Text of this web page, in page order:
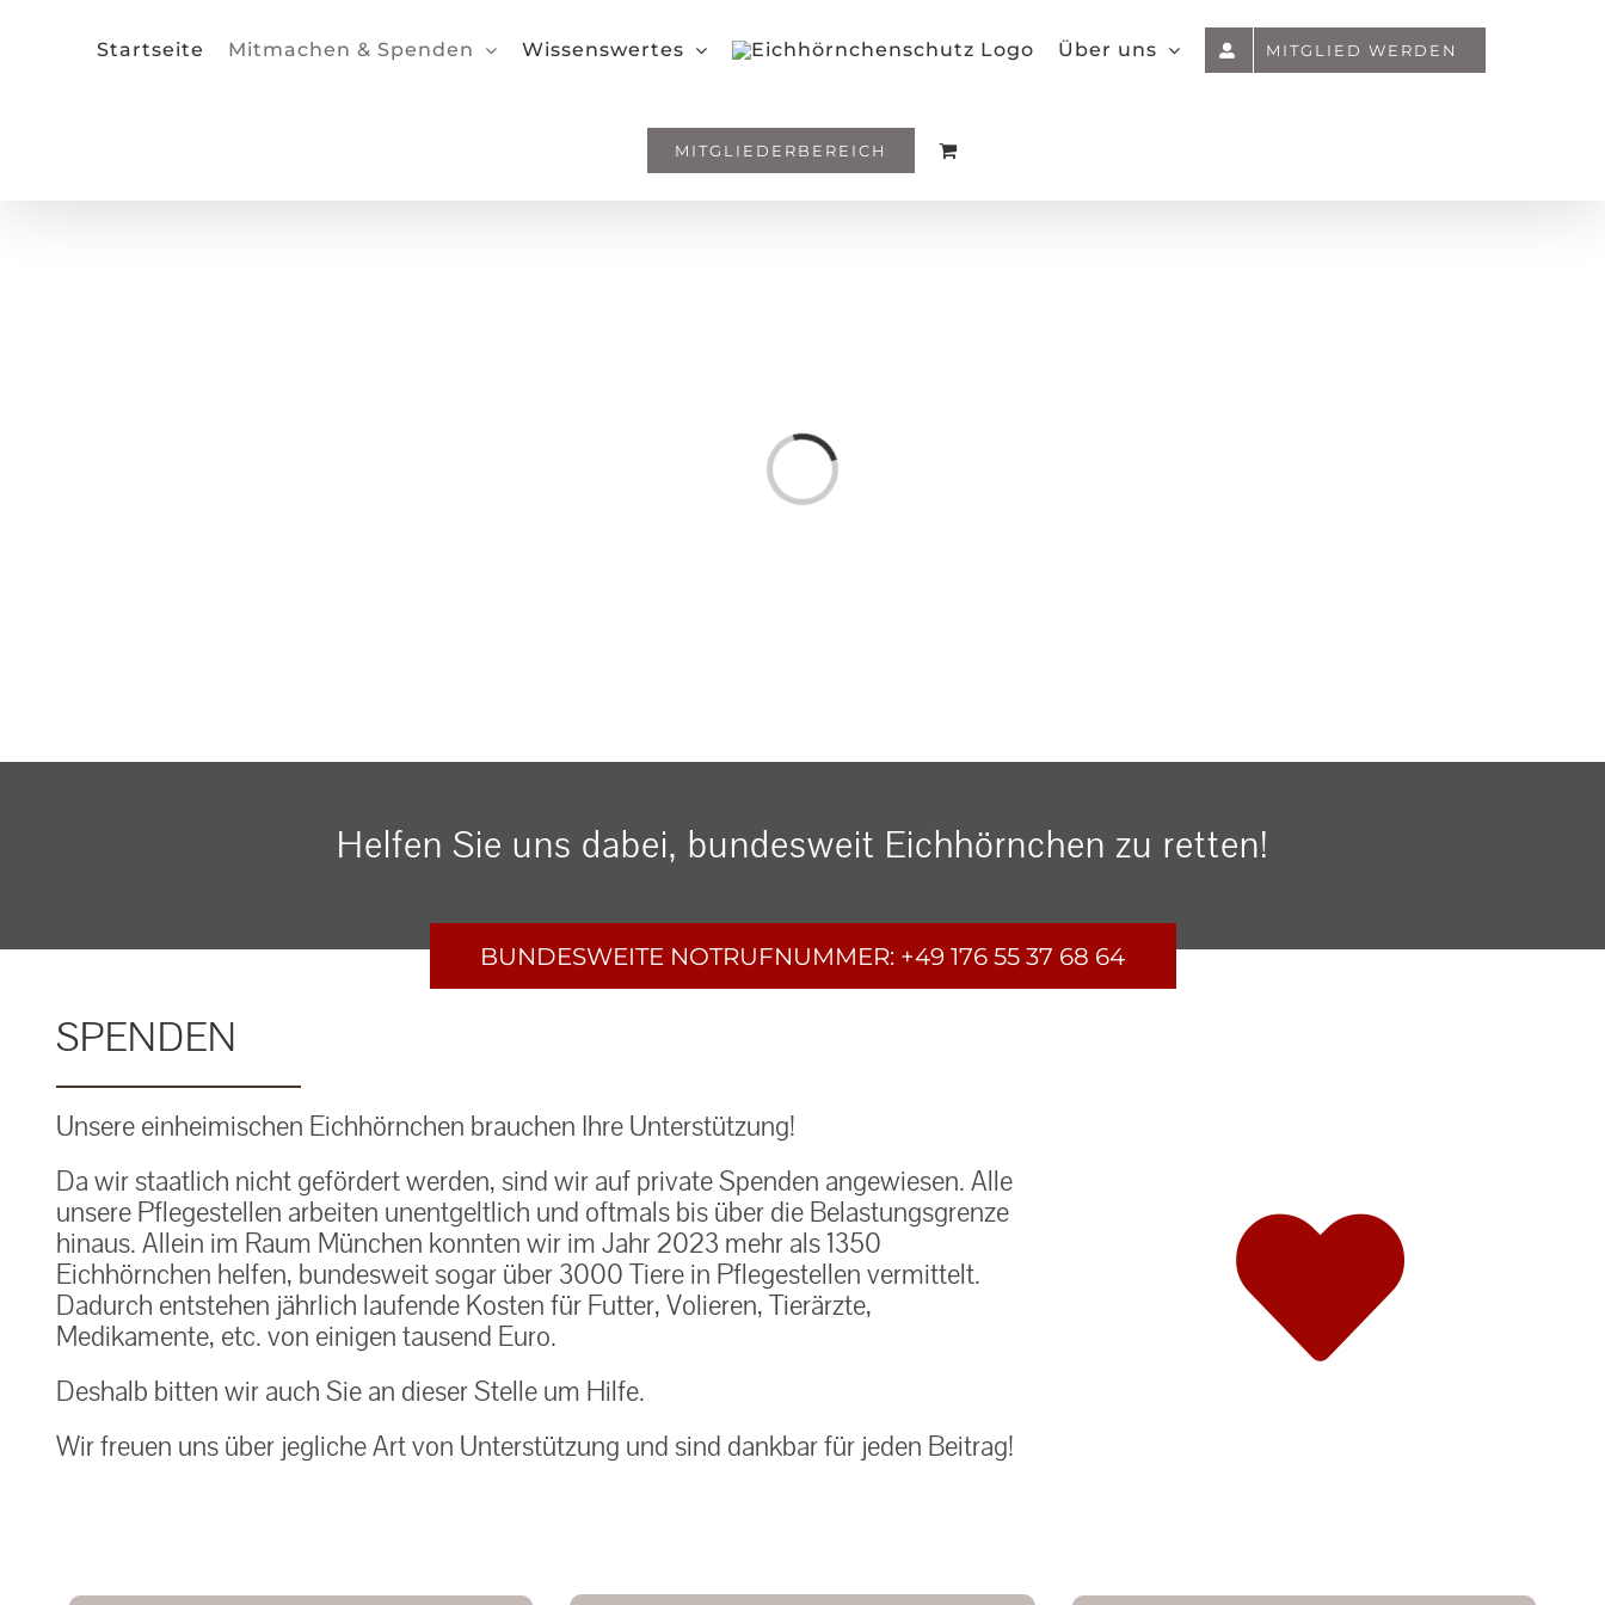
Startseite Mitmachen & Spenden Wissenswertes Über uns MITGLIED WERDEN
MITGLIEDERBEREICH
Loading...
Helfen Sie uns dabei, bundesweit Eichhörnchen zu retten!
BUNDESWEITE NOTRUFNUMMER: +49 176 55 37 68 64
SPENDEN
Unsere einheimischen Eichhörnchen brauchen Ihre Unterstützung!
Da wir staatlich nicht gefördert werden, sind wir auf private Spenden angewiesen. Alle
unsere Pflegestellen arbeiten unentgeltlich und oftmals bis über die Belastungsgrenze
hinaus. Allein im Raum München konnten wir im Jahr 2023 mehr als 1350
Eichhörnchen helfen, bundesweit sogar über 3000 Tiere in Pflegestellen vermittelt.
Dadurch entstehen jährlich laufende Kosten für Futter, Volieren, Tierärzte,
Medikamente, etc. von einigen tausend Euro.
Deshalb bitten wir auch Sie an dieser Stelle um Hilfe.
Wir freuen uns über jegliche Art von Unterstützung und sind dankbar für jeden Beitrag!